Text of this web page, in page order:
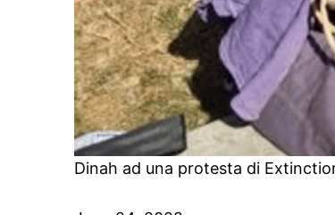
Dinah ad una protesta di